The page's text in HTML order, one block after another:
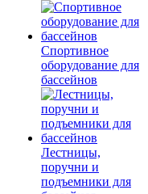
Спортивное
оборудование для
бассейнов
Лестницы,
поручни и
подъемники для